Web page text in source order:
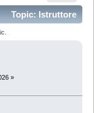
Topic: Istruttore
»